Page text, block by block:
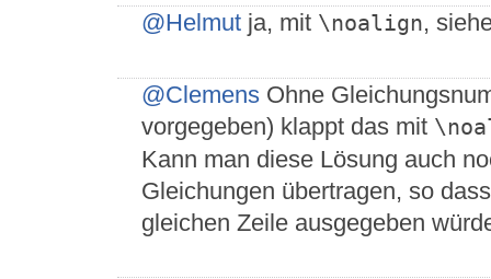
@Helmut ja, mit \noalign,
@Clemens Ohne
vorgegeben) klappt das mit
Kann man diese Lösung auch
Gleichungen übertragen, so
gleichen Zeile ausgegeben